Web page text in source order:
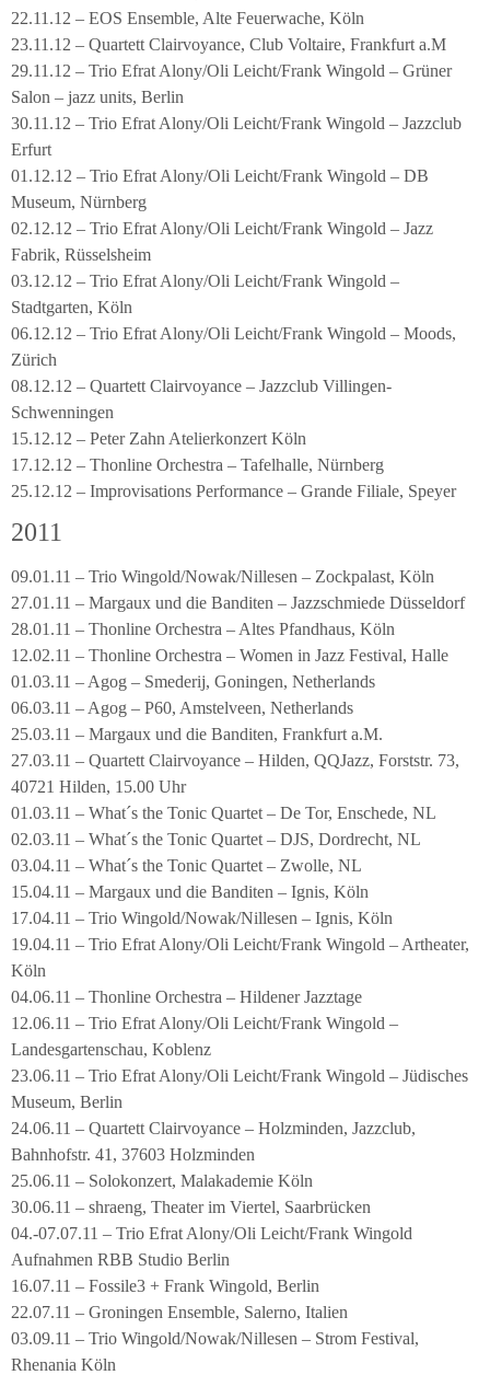
22.11.12 – EOS Ensemble, Alte Feuerwache, Köln
23.11.12 – Quartett Clairvoyance, Club Voltaire, Frankfurt a.M
29.11.12 – Trio Efrat Alony/Oli Leicht/Frank Wingold – Grüner
Salon – jazz units, Berlin
30.11.12 – Trio Efrat Alony/Oli Leicht/Frank Wingold – Jazzclub
Erfurt
01.12.12 – Trio Efrat Alony/Oli Leicht/Frank Wingold – DB
Museum, Nürnberg
02.12.12 – Trio Efrat Alony/Oli Leicht/Frank Wingold – Jazz
Fabrik, Rüsselsheim
03.12.12 – Trio Efrat Alony/Oli Leicht/Frank Wingold –
Stadtgarten, Köln
06.12.12 – Trio Efrat Alony/Oli Leicht/Frank Wingold – Moods,
Zürich
08.12.12 – Quartett Clairvoyance – Jazzclub Villingen-
Schwenningen
15.12.12 – Peter Zahn Atelierkonzert Köln
17.12.12 – Thonline Orchestra – Tafelhalle, Nürnberg
25.12.12 – Improvisations Performance – Grande Filiale, Speyer
2011
09.01.11 – Trio Wingold/Nowak/Nillesen – Zockpalast, Köln
27.01.11 – Margaux und die Banditen – Jazzschmiede Düsseldorf
28.01.11 – Thonline Orchestra – Altes Pfandhaus, Köln
12.02.11 – Thonline Orchestra – Women in Jazz Festival, Halle
01.03.11 – Agog – Smederij, Goningen, Netherlands
06.03.11 – Agog – P60, Amstelveen, Netherlands
25.03.11 – Margaux und die Banditen, Frankfurt a.M.
27.03.11 – Quartett Clairvoyance – Hilden, QQJazz, Forststr. 73,
40721 Hilden, 15.00 Uhr
01.03.11 – What´s the Tonic Quartet – De Tor, Enschede, NL
02.03.11 – What´s the Tonic Quartet – DJS, Dordrecht, NL
03.04.11 – What´s the Tonic Quartet – Zwolle, NL
15.04.11 – Margaux und die Banditen – Ignis, Köln
17.04.11 – Trio Wingold/Nowak/Nillesen – Ignis, Köln
19.04.11 – Trio Efrat Alony/Oli Leicht/Frank Wingold – Artheater,
Köln
04.06.11 – Thonline Orchestra – Hildener Jazztage
12.06.11 – Trio Efrat Alony/Oli Leicht/Frank Wingold –
Landesgartenschau, Koblenz
23.06.11 – Trio Efrat Alony/Oli Leicht/Frank Wingold – Jüdisches
Museum, Berlin
24.06.11 – Quartett Clairvoyance – Holzminden, Jazzclub,
Bahnhofstr. 41, 37603 Holzminden
25.06.11 – Solokonzert, Malakademie Köln
30.06.11 – shraeng, Theater im Viertel, Saarbrücken
04.-07.07.11 – Trio Efrat Alony/Oli Leicht/Frank Wingold
Aufnahmen RBB Studio Berlin
16.07.11 – Fossile3 + Frank Wingold, Berlin
22.07.11 – Groningen Ensemble, Salerno, Italien
03.09.11 – Trio Wingold/Nowak/Nillesen – Strom Festival,
Rhenania Köln